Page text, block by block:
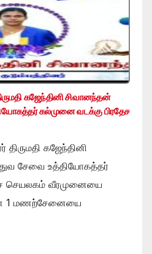
கஜேந்தினி சிவானந்தன்
கல்முனை வடக்கு பிரதேச
கஜேந்தினி
சேவை உத்தியோகத்தர்
செயலகம் வீரமுனையை
1 மணற்சேனையை